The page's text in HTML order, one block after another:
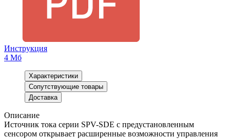
Инструкция
4 Мб
Характеристики
Сопутствующие товары
Доставка
Описание
Источник тока серии SPV-SDE с предустановленным
сенсором открывает расширенные возможности управления